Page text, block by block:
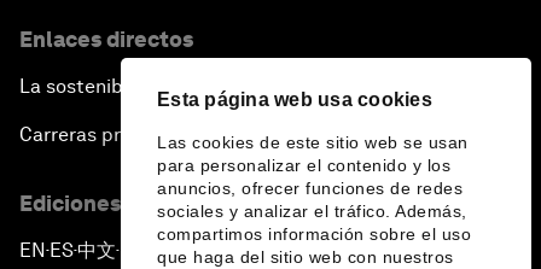
Esta página web usa cookies
Las cookies de este sitio web se usan
para personalizar el contenido y los
anuncios, ofrecer funciones de redes
sociales y analizar el tráfico. Además,
compartimos información sobre el uso
que haga del sitio web con nuestros
Enlaces directos
La sostenibilidad en el Foro
Carreras profesionales
Ediciones en otros idiomas
EN ▪ES▪中文▪ 日本語